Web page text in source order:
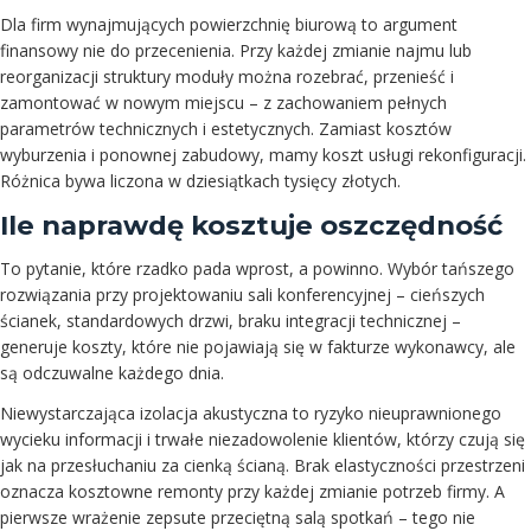
Dla firm wynajmujących powierzchnię biurową to argument
finansowy nie do przecenienia. Przy każdej zmianie najmu lub
reorganizacji struktury moduły można rozebrać, przenieść i
zamontować w nowym miejscu – z zachowaniem pełnych
parametrów technicznych i estetycznych. Zamiast kosztów
wyburzenia i ponownej zabudowy, mamy koszt usługi rekonfiguracji.
Różnica bywa liczona w dziesiątkach tysięcy złotych.
Ile naprawdę kosztuje oszczędność
To pytanie, które rzadko pada wprost, a powinno. Wybór tańszego
rozwiązania przy projektowaniu sali konferencyjnej – cieńszych
ścianek, standardowych drzwi, braku integracji technicznej –
generuje koszty, które nie pojawiają się w fakturze wykonawcy, ale
są odczuwalne każdego dnia.
Niewystarczająca izolacja akustyczna to ryzyko nieuprawnionego
wycieku informacji i trwałe niezadowolenie klientów, którzy czują się
jak na przesłuchaniu za cienką ścianą. Brak elastyczności przestrzeni
oznacza kosztowne remonty przy każdej zmianie potrzeb firmy. A
pierwsze wrażenie zepsute przeciętną salą spotkań – tego nie